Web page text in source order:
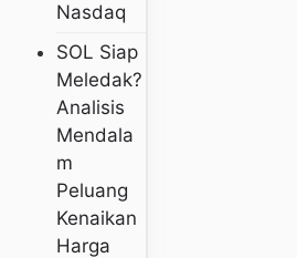
Nasdaq
SOL Siap
Meledak?
Analisis
Mendala
M
Peluang
Kenaikan
Harga